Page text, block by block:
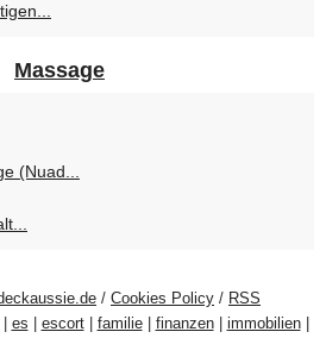
Massage
(Nuad...
/ Cookies Policy / RSS
es escort| familie| finanzen| immobilien|